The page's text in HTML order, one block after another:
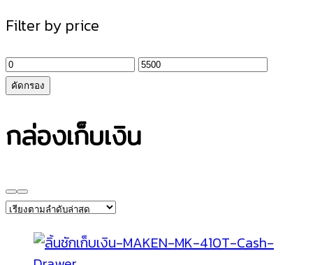
Filter by price
ราคา
ต่ำ
ราคา
คัดกรอง
กล่องเก็บเงิน